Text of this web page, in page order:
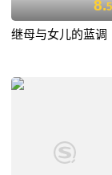
8.5
继母与女儿的蓝调